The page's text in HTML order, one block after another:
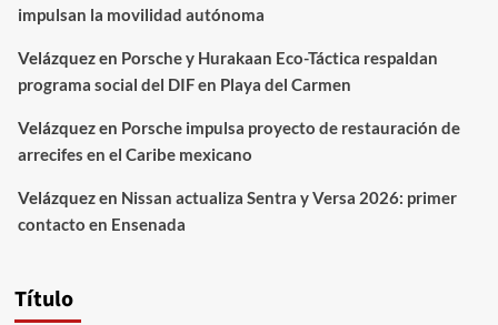
impulsan la movilidad autónoma
Velázquezen Porsche y Hurakaan Eco-Táctica respaldan
programa social del DIF en Playa del Carmen
Velázquezen Porsche impulsa proyecto de restauración de
arrecifes en el Caribe mexicano
Velázquezen Nissan actualiza Sentra y Versa 2026: primer
contacto en Ensenada
Título